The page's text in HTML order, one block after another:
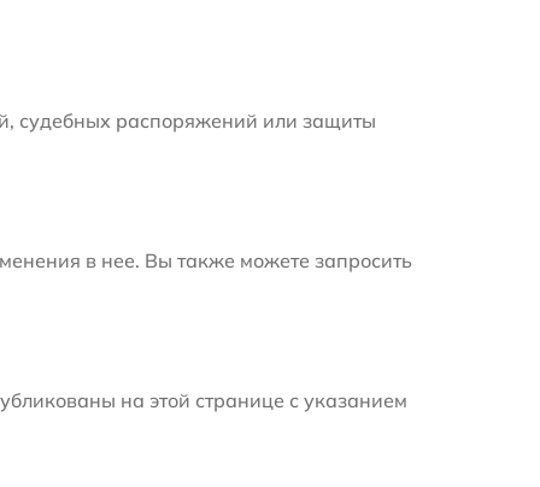
судебных распоряжений или защиты
в нее. Вы также можете запросить
на этой странице с указанием